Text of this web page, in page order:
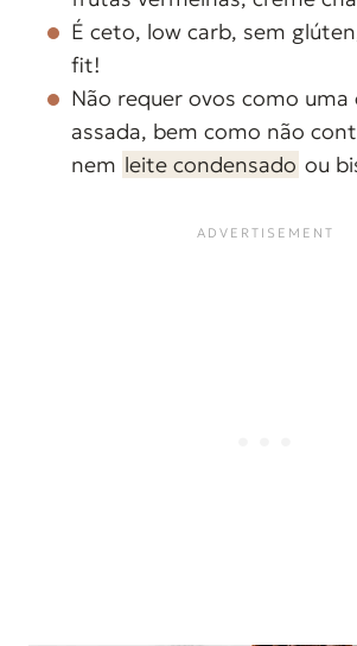
É ceto, low carb, sem
fit!
Não requer ovos como uma
assada, bem como não
nem leite condensado ou